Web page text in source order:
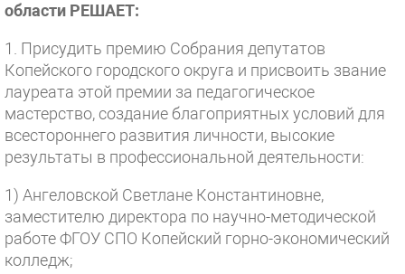
области РЕШАЕТ:
1. Присудить премию Собрания депутатов
Копейского городского округа и присвоить звание
лауреата этой премии за педагогическое
мастерство, создание благоприятных условий для
всестороннего развития личности, высокие
результаты в профессиональной деятельности:
1) Ангеловской Светлане Константиновне,
заместителю директора по научно-методической
работе ФГОУ СПО Копейский горно-экономический
колледж;